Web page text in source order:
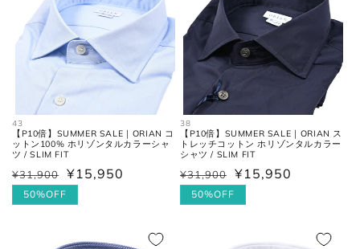
43
【P10倍】SUMMER SALE｜ORIAN コ
ットン100% ホリゾンタルカラーシャ
ツ / SLIM FIT
通
常
¥31,900
セ
ー
¥15,950
50%OFF
38
【P10倍】SUMMER SALE｜ORIAN ス
トレッチコットン ホリゾンタルカラー
シャツ / SLIM FIT
通
常
¥31,900
セ
ー
¥15,950
50%OFF
大剣幅 大剣の剣先幅。
シューズ
全長
アウトソールに沿って前後の先端
を結んだ長さ。
の最大幅。